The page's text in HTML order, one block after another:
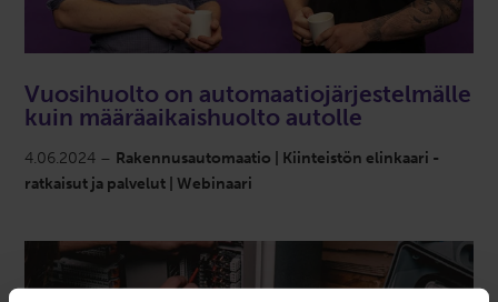
Vuosihuolto on automaatiojärjestelmälle
kuin määräaikaishuolto autolle
4.06.2024 – Rakennusautomaatio | Kiinteistön elinkaari -
ratkaisut ja palvelut | Webinaari